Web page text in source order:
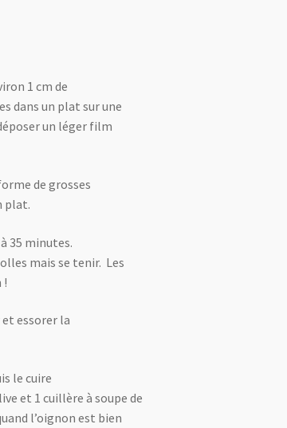
1 cm de
dans un plat sur une
un léger film
de grosses
plat.
35 minutes.
mais se tenir. Les
!
essorer la
le cuire
et 1 cuillère à soupe de
l’oignon est bien